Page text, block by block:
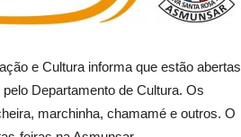
e Cultura informa que estão abertas
Departamento de Cultura. Os
marchinha, chamamé e outros. O